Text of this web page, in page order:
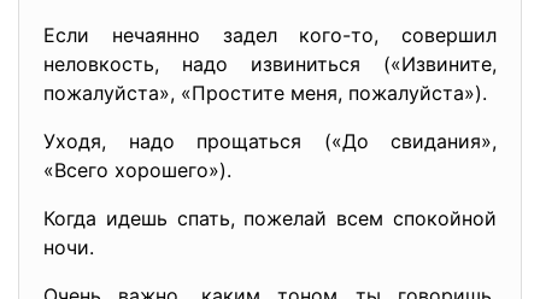
Если нечаянно задел кого-то, совершил
неловкость, надо извиниться («Извините,
пожалуйста», «Простите меня, пожалуйста»).
Уходя, надо прощаться («До свидания»,
«Всего хорошего»).
Когда идешь спать, пожелай всем спокойной
ночи.